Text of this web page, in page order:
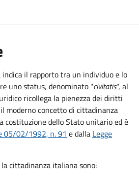
il rapporto tra un individuo e lo
uno status, denominato "civitatis", al
ricollega la pienezza dei diritti
moderno concetto di cittadinanza
costituzione dello Stato unitario ed è
05/02/1992, n. 91 e dalla Legge
cittadinanza italiana sono: